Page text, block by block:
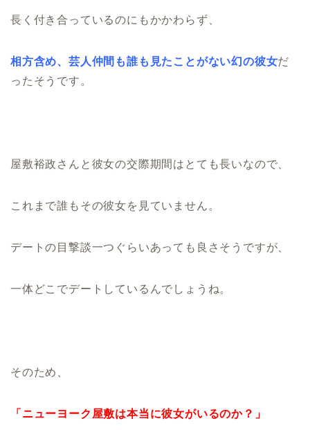
長く付き合っているのにもかかわらず、
相方含め、芸人仲間も誰も見たことがない幻の彼女だ
ったそうです。
屋敷裕政さんと彼女の交際期間はとても長いなので、
これまで誰もその彼女を見ていません。
デートの目撃談一つぐらいあっても良さそうですが、
一体どこでデートしているんでしょうね。
そのため、
「ニューヨーク屋敷は本当に彼女がいるのか？」